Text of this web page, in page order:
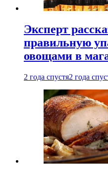
Эксперт
правильную
овощами в
2 года спустя2 года